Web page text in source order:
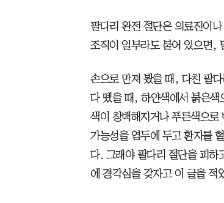
팔다리 완전 절단은 의료진이
조직이 일부라도 붙어 있으면,
손으로 만져 봤을 때, 다친 팔
다 뗐을 때, 하얀색에서 붉은색
색이 창백해지거나 푸른색으로
가능성을 염두에 두고 환자를
다. 그래야 팔다리 절단을 피하
에 경각심을 갖자고 이 글을 적